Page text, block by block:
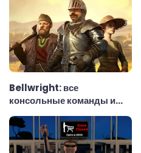
Bellwright: все
консольные команды и
чит-коды